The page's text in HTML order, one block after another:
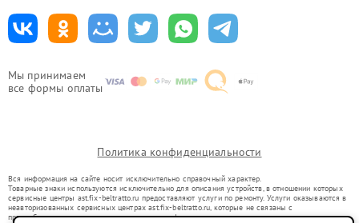
Мы принимаем
все формы оплаты
Политика конфиденциальности
Вся информация на сайте носит исключительно справочный характер.
Товарные знаки используются исключительно для описания устройств, в отношении которых
сервисные центры ast.fix-beltratto.ru предоставляют услуги по ремонту. Услуги оказываются в
неавторизованных сервисных центрах ast.fix-beltratto.ru, которые не связаны с
правообладателями товарных знаков или их официальными представителями.